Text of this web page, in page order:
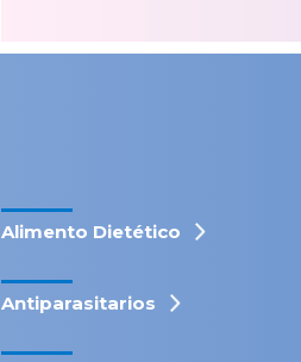
Alimento Dietético
Antiparasitarios